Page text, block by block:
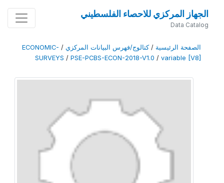
الجهاز المركزي للاحصاء الفلسطيني
Data Catalog
الصفحة الرئيسية /كتالوج/فهرس البيانات المركزي /
ECONOMIC-
SURVEYS / PSE-PCBS-ECON-2018-V1.0 / variable [V8]